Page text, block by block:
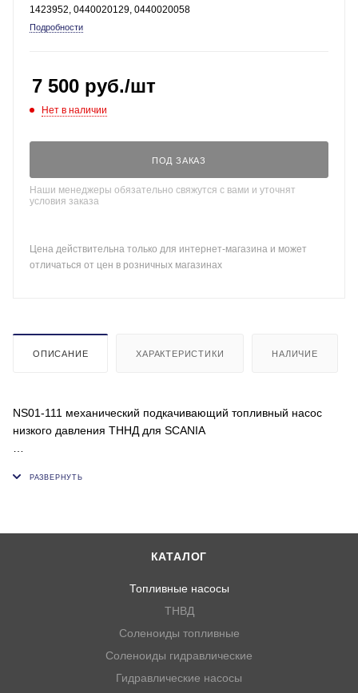
1423952, 0440020129, 0440020058
Подробности
7 500 руб./шт
Нет в наличии
ПОД ЗАКАЗ
Наши менеджеры обязательно свяжутся с вами и уточнят
условия заказа
Цена действительна только для интернет-магазина и может
отличаться от цен в розничных магазинах
ОПИСАНИЕ ХАРАКТЕРИСТИКИ НАЛИЧИЕ
NS01-111 механический подкачивающий топливный насос
низкого давления ТННД для SCANIA
0440020129, 0440020058 , 1.12194, 112194
КАТАЛОГ
Топливные насосы
ТНВД
Соленоиды топливные
Соленоиды гидравлические
Гидравлические насосы